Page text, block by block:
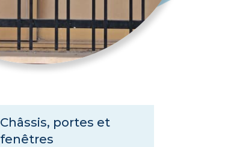
Châssis, portes et
fenêtres